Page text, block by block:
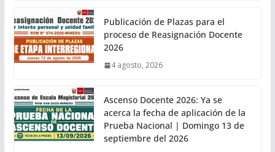
Publicación de Plazas para el
proceso de Reasignación Docente
2026
4 agosto, 2026
Ascenso Docente 2026: Ya se
acerca la fecha de aplicación de la
Prueba Nacional | Domingo 13 de
septiembre del 2026